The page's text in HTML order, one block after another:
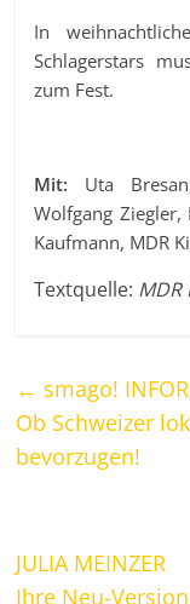
In
Schlagerstars
zum Fest.
Mit: Uta
Wolfgang Ziegler,
Kaufmann, MDR
Textquelle: MDR
← smago!
Ob Schweizer
bevorzugen!
JULIA MEINZER
Ihre Neu-